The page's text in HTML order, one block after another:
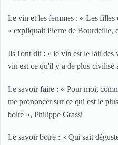
Le vin et les femmes : « Les
» expliquait Pierre de Bourdeille,
Ils l'ont dit : « le vin est le lait des
vin est ce qu'il y a de plus civilisé
Le savoir-faire : « Pour moi,
me prononcer sur ce qui est le
boire », Philippe Grassi
Le savoir boire : « Qui sait